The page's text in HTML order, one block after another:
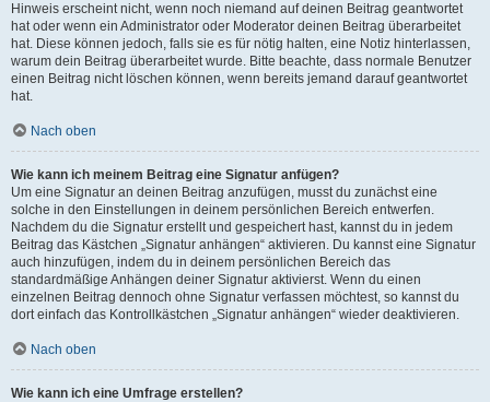
Hinweis erscheint nicht, wenn noch niemand auf deinen Beitrag geantwortet
hat oder wenn ein Administrator oder Moderator deinen Beitrag überarbeitet
hat. Diese können jedoch, falls sie es für nötig halten, eine Notiz hinterlassen,
warum dein Beitrag überarbeitet wurde. Bitte beachte, dass normale Benutzer
einen Beitrag nicht löschen können, wenn bereits jemand darauf geantwortet
hat.
Nach oben
Wie kann ich meinem Beitrag eine Signatur anfügen?
Um eine Signatur an deinen Beitrag anzufügen, musst du zunächst eine
solche in den Einstellungen in deinem persönlichen Bereich entwerfen.
Nachdem du die Signatur erstellt und gespeichert hast, kannst du in jedem
Beitrag das Kästchen „Signatur anhängen“ aktivieren. Du kannst eine Signatur
auch hinzufügen, indem du in deinem persönlichen Bereich das
standardmäßige Anhängen deiner Signatur aktivierst. Wenn du einen
einzelnen Beitrag dennoch ohne Signatur verfassen möchtest, so kannst du
dort einfach das Kontrollkästchen „Signatur anhängen“ wieder deaktivieren.
Nach oben
Wie kann ich eine Umfrage erstellen?